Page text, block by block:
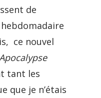
de
ce nouvel
tant les
que je n’étais